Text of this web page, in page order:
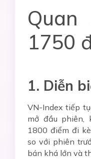
1750
1. Diễn
VN-Index tiếp
mở đầu phiên,
1800 điểm đi
so với phiên
bán khá lớn và